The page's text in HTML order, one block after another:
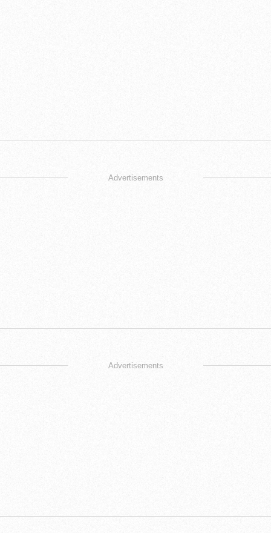
Advertisements
Advertisements